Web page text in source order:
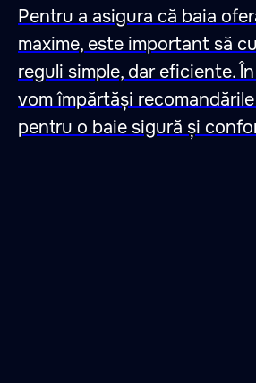
Pentru a asigura că baia
maxime, este important să
reguli simple, dar eficiente.
vom împărtăși
pentru o baie sigură și